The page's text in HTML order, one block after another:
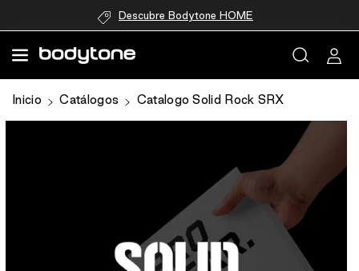
al contenido
Descubre Bodytone HOME
Inicio Catálogos Catalogo Solid Rock SRX
Ir